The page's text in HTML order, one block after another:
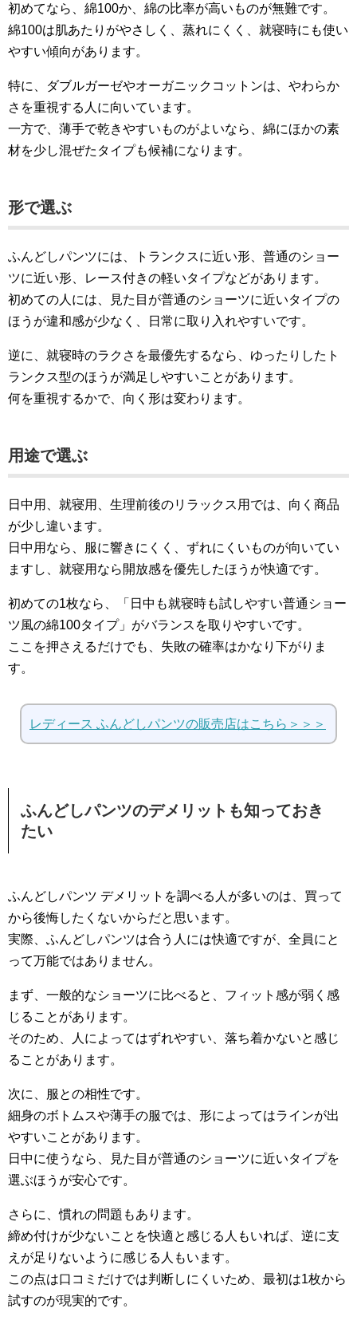
初めてなら、綿100か、綿の比率が高いものが無難です。
綿100は肌あたりがやさしく、蒸れにくく、就寝時にも使い
やすい傾向があります。
特に、ダブルガーゼやオーガニックコットンは、やわらか
さを重視する人に向いています。
一方で、薄手で乾きやすいものがよいなら、綿にほかの素
材を少し混ぜたタイプも候補になります。
形で選ぶ
ふんどしパンツには、トランクスに近い形、普通のショー
ツに近い形、レース付きの軽いタイプなどがあります。
初めての人には、見た目が普通のショーツに近いタイプの
ほうが違和感が少なく、日常に取り入れやすいです。
逆に、就寝時のラクさを最優先するなら、ゆったりしたト
ランクス型のほうが満足しやすいことがあります。
何を重視するかで、向く形は変わります。
用途で選ぶ
日中用、就寝用、生理前後のリラックス用では、向く商品
が少し違います。
日中用なら、服に響きにくく、ずれにくいものが向いてい
ますし、就寝用なら開放感を優先したほうが快適です。
初めての1枚なら、「日中も就寝時も試しやすい普通ショー
ツ風の綿100タイプ」がバランスを取りやすいです。
ここを押さえるだけでも、失敗の確率はかなり下がりま
す。
レディース ふんどしパンツの販売店はこちら＞＞＞
ふんどしパンツのデメリットも知っておき
たい
ふんどしパンツ デメリットを調べる人が多いのは、買って
から後悔したくないからだと思います。
実際、ふんどしパンツは合う人には快適ですが、全員にと
って万能ではありません。
まず、一般的なショーツに比べると、フィット感が弱く感
じることがあります。
そのため、人によってはずれやすい、落ち着かないと感じ
ることがあります。
次に、服との相性です。
細身のボトムスや薄手の服では、形によってはラインが出
やすいことがあります。
日中に使うなら、見た目が普通のショーツに近いタイプを
選ぶほうが安心です。
さらに、慣れの問題もあります。
締め付けが少ないことを快適と感じる人もいれば、逆に支
えが足りないように感じる人もいます。
この点は口コミだけでは判断しにくいため、最初は1枚から
試すのが現実的です。